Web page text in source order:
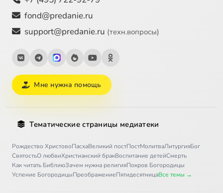
fond@predanie.ru
support@predanie.ru (техн.вопросы)
Мне нужна помощь
Тематические страницы медиатеки
Рождество ХристовоПасхаВеликий постПостМолитваЛитургияБог
СвятостьО любвиХристианский бракВоспитание детейСмерть
Как читать БиблиюЗачем нужна религияПокров Богородицы
Успение БогородицыПреображениеПятидесятницаВсе темы →